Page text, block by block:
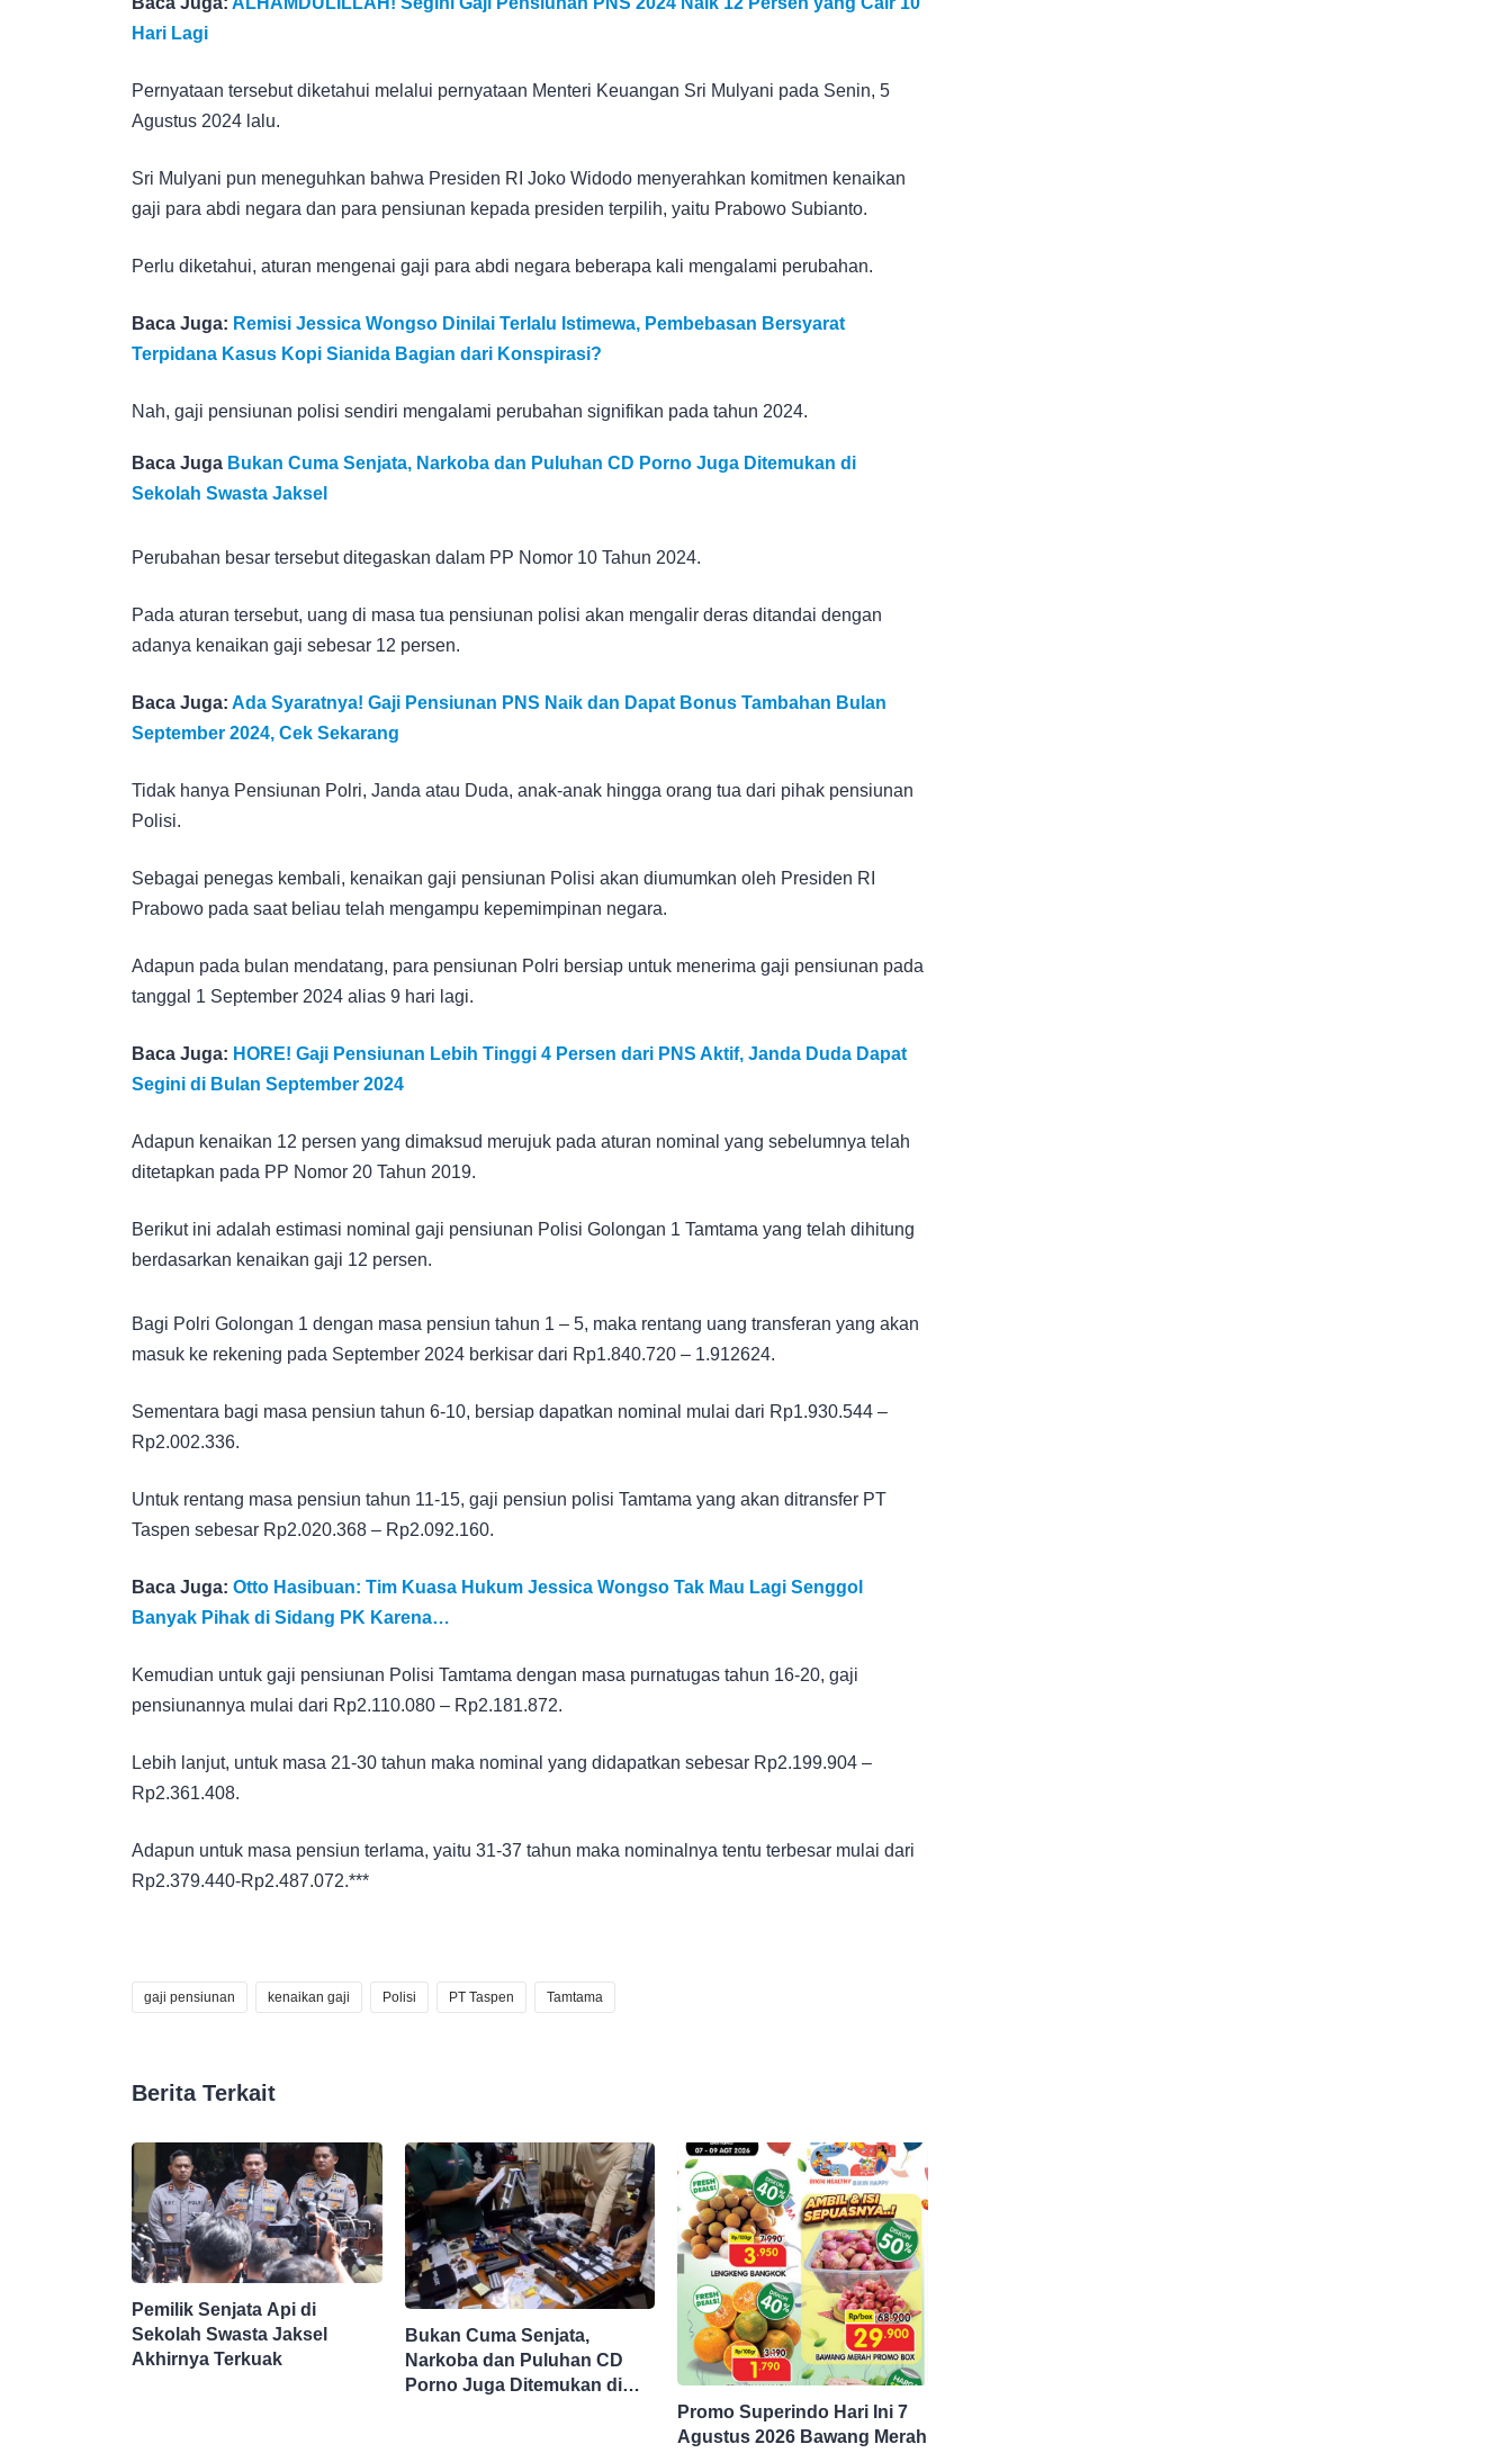
Hari Lagi
Pernyataan tersebut diketahui melalui pernyataan Menteri Keuangan Sri Mulyani pada Senin, 5
Agustus 2024 lalu.
Sri Mulyani pun meneguhkan bahwa Presiden RI Joko Widodo menyerahkan komitmen kenaikan
gaji para abdi negara dan para pensiunan kepada presiden terpilih, yaitu Prabowo Subianto.
Perlu diketahui, aturan mengenai gaji para abdi negara beberapa kali mengalami perubahan.
Baca Juga: Remisi Jessica Wongso Dinilai Terlalu Istimewa, Pembebasan Bersyarat
Terpidana Kasus Kopi Sianida Bagian dari Konspirasi?
Nah, gaji pensiunan polisi sendiri mengalami perubahan signifikan pada tahun 2024.
Baca Juga Bukan Cuma Senjata, Narkoba dan Puluhan CD Porno Juga Ditemukan di
Sekolah Swasta Jaksel
Perubahan besar tersebut ditegaskan dalam PP Nomor 10 Tahun 2024.
Pada aturan tersebut, uang di masa tua pensiunan polisi akan mengalir deras ditandai dengan
adanya kenaikan gaji sebesar 12 persen.
Baca Juga: Ada Syaratnya! Gaji Pensiunan PNS Naik dan Dapat Bonus Tambahan Bulan
September 2024, Cek Sekarang
Tidak hanya Pensiunan Polri, Janda atau Duda, anak-anak hingga orang tua dari pihak pensiunan
Polisi.
Sebagai penegas kembali, kenaikan gaji pensiunan Polisi akan diumumkan oleh Presiden RI
Prabowo pada saat beliau telah mengampu kepemimpinan negara.
Adapun pada bulan mendatang, para pensiunan Polri bersiap untuk menerima gaji pensiunan pada
tanggal 1 September 2024 alias 9 hari lagi.
Baca Juga: HORE! Gaji Pensiunan Lebih Tinggi 4 Persen dari PNS Aktif, Janda Duda Dapat
Segini di Bulan September 2024
Adapun kenaikan 12 persen yang dimaksud merujuk pada aturan nominal yang sebelumnya telah
ditetapkan pada PP Nomor 20 Tahun 2019.
Berikut ini adalah estimasi nominal gaji pensiunan Polisi Golongan 1 Tamtama yang telah dihitung
berdasarkan kenaikan gaji 12 persen.
Bagi Polri Golongan 1 dengan masa pensiun tahun 1 – 5, maka rentang uang transferan yang akan
masuk ke rekening pada September 2024 berkisar dari Rp1.840.720 – 1.912624.
Sementara bagi masa pensiun tahun 6-10, bersiap dapatkan nominal mulai dari Rp1.930.544 –
Rp2.002.336.
Untuk rentang masa pensiun tahun 11-15, gaji pensiun polisi Tamtama yang akan ditransfer PT
Taspen sebesar Rp2.020.368 – Rp2.092.160.
Baca Juga: Otto Hasibuan: Tim Kuasa Hukum Jessica Wongso Tak Mau Lagi Senggol
Banyak Pihak di Sidang PK Karena…
Kemudian untuk gaji pensiunan Polisi Tamtama dengan masa purnatugas tahun 16-20, gaji
pensiunannya mulai dari Rp2.110.080 – Rp2.181.872.
Lebih lanjut, untuk masa 21-30 tahun maka nominal yang didapatkan sebesar Rp2.199.904 –
Rp2.361.408.
Adapun untuk masa pensiun terlama, yaitu 31-37 tahun maka nominalnya tentu terbesar mulai dari
Rp2.379.440-Rp2.487.072.***
gaji pensiunan kenaikan gaji Polisi PT Taspen Tamtama
Berita Terkait
Pemilik Senjata Api di
Sekolah Swasta Jaksel
Akhirnya Terkuak
Bukan Cuma Senjata,
Narkoba dan Puluhan CD
Porno Juga Ditemukan di
Promo Superindo Hari Ini 7
Agustus 2026 Bawang Merah